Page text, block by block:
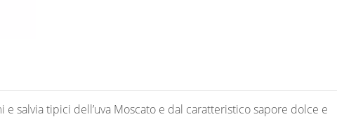
e salvia tipici dell’uva Moscato e dal caratteristico sapore dolce e